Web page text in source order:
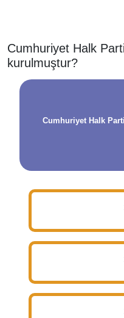
Cumhuriyet Halk
kurulmuştur?
Cumhuriyet Halk